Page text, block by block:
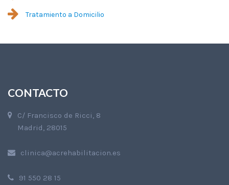
Tratamiento a Domicilio
CONTACTO
C/ Francisco de Ricci, 8
Madrid, 28015
clinica@acrehabilitacion.es
91 550 28 15